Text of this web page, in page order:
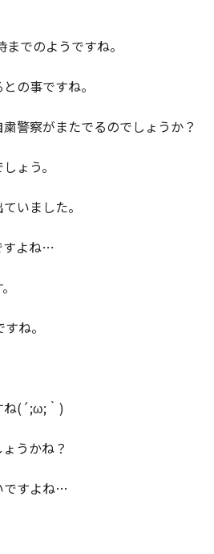
でのようですね。
の事ですね。
警察がまたでるのでしょうか？
ょう。
いました。
すよね…
ね。
ね(´;ω;｀)
うかね？
ですよね…